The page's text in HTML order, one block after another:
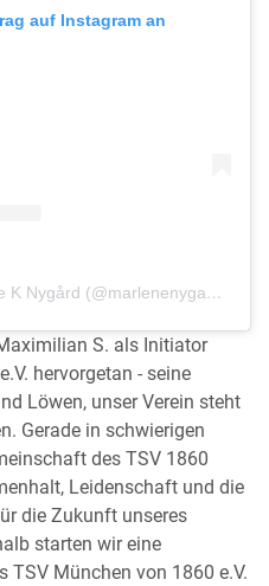
auf Instagram an
Ein Beitrag geteilt von Marlene K Nygård (@marlenenygaard)
S. als Initiator
hervorgetan - seine
Löwen, unser Verein steht
Gerade in schwierigen
des TSV 1860
Leidenschaft und die
die Zukunft unseres
starten wir eine
TSV München von 1860 e.V.